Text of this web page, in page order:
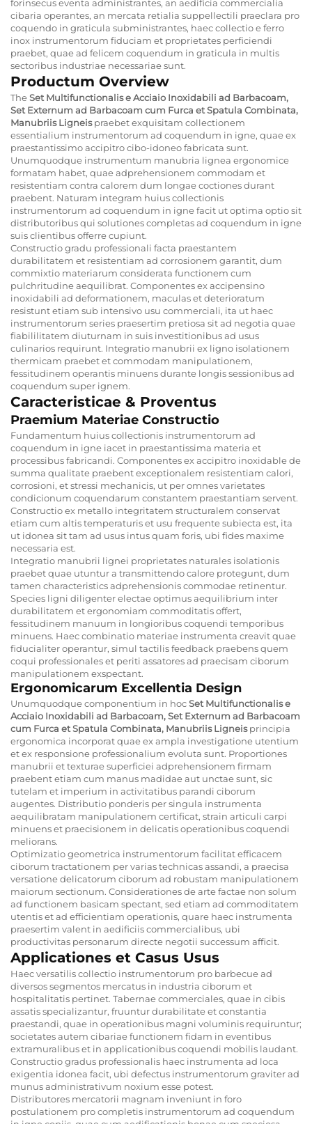
forinsecus eventa administrantes, an aedificia commercialia
cibaria operantes, an mercata retialia suppellectili praeclara pro
coquendo in graticula subministrantes, haec collectio e ferro
inox instrumentorum fiduciam et proprietates perficiendi
praebet, quae ad felicem coquendum in graticula in multis
sectoribus industriae necessariae sunt.
Productum Overview
TheSet Multifunctionalis e Acciaio Inoxidabili ad Barbacoam,
Set Externum ad Barbacoam cum Furca et Spatula Combinata,
Manubriis Ligneispraebet exquisitam collectionem
essentialium instrumentorum ad coquendum in igne, quae ex
praestantissimo accipitro cibo-idoneo fabricata sunt.
Unumquodque instrumentum manubria lignea ergonomice
formatam habet, quae adprehensionem commodam et
resistentiam contra calorem dum longae coctiones durant
praebent. Naturam integram huius collectionis
instrumentorum ad coquendum in igne facit ut optima optio sit
distributoribus qui solutiones completas ad coquendum in igne
suis clientibus offerre cupiunt.
Constructio gradu professionali facta praestantem
durabilitatem et resistentiam ad corrosionem garantit, dum
commixtio materiarum considerata functionem cum
pulchritudine aequilibrat. Componentes ex accipensino
inoxidabili ad deformationem, maculas et deterioratum
resistunt etiam sub intensivo usu commerciali, ita ut haec
instrumentorum series praesertim pretiosa sit ad negotia quae
fiabililitatem diuturnam in suis investitionibus ad usus
culinarios requirunt. Integratio manubrii ex ligno isolationem
thermicam praebet et commodam manipulationem,
fessitudinem operantis minuens durante longis sessionibus ad
coquendum super ignem.
Caracteristicae & Proventus
Praemium Materiae Constructio
Fundamentum huius collectionis instrumentorum ad
coquendum in igne iacet in praestantissima materia et
processibus fabricandi. Componentes ex accipitro inoxidable de
summa qualitate praebent exceptionalem resistentiam calori,
corrosioni, et stressi mechanicis, ut per omnes varietates
condicionum coquendarum constantem praestantiam servent.
Constructio ex metallo integritatem structuralem conservat
etiam cum altis temperaturis et usu frequente subiecta est, ita
ut idonea sit tam ad usus intus quam foris, ubi fides maxime
necessaria est.
Integratio manubrii lignei proprietates naturales isolationis
praebet quae utuntur a transmittendo calore protegunt, dum
tamen characteristics adprehensionis commodae retinentur.
Species ligni diligenter electae optimus aequilibrium inter
durabilitatem et ergonomiam commoditatis offert,
fessitudinem manuum in longioribus coquendi temporibus
minuens. Haec combinatio materiae instrumenta creavit quae
fiducialiter operantur, simul tactilis feedback praebens quem
coqui professionales et periti assatores ad praecisam ciborum
manipulationem exspectant.
Ergonomicarum Excellentia Design
Unumquodque componentium in hocSet Multifunctionalis e
Acciaio Inoxidabili ad Barbacoam, Set Externum ad Barbacoam
cum Furca et Spatula Combinata, Manubriis Ligneisprincipia
ergonomica incorporat quae ex ampla investigatione utentium
et ex responsione professionalium evoluta sunt. Proportiones
manubrii et texturae superficiei adprehensionem firmam
praebent etiam cum manus madidae aut unctae sunt, sic
tutelam et imperium in activitatibus parandi ciborum
augentes. Distributio ponderis per singula instrumenta
aequilibratam manipulationem certificat, strain articuli carpi
minuens et praecisionem in delicatis operationibus coquendi
meliorans.
Optimizatio geometrica instrumentorum facilitat efficacem
ciborum tractationem per varias technicas assandi, a praecisa
versatione delicatorum ciborum ad robustam manipulationem
maiorum sectionum. Considerationes de arte factae non solum
ad functionem basicam spectant, sed etiam ad commoditatem
utentis et ad efficientiam operationis, quare haec instrumenta
praesertim valent in aedificiis commercialibus, ubi
productivitas personarum directe negotii successum afficit.
Applicationes et Casus Usus
Haec versatilis collectio instrumentorum pro barbecue ad
diversos segmentos mercatus in industria ciborum et
hospitalitatis pertinet. Tabernae commerciales, quae in cibis
assatis specializantur, fruuntur durabilitate et constantia
praestandi, quae in operationibus magni voluminis requiruntur;
societates autem cibariae functionem fidam in eventibus
extramuralibus et in applicationibus coquendi mobilis laudant.
Constructio gradus professionalis haec instrumenta ad loca
exigentia idonea facit, ubi defectus instrumentorum graviter ad
munus administrativum noxium esse potest.
Distributores mercatorii magnam inveniunt in foro
postulationem pro completis instrumentorum ad coquendum